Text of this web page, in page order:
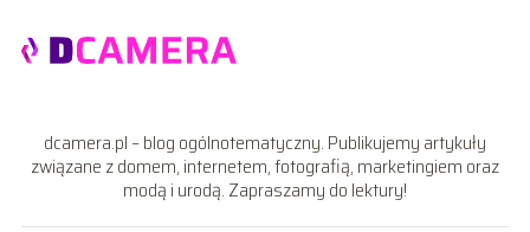
dcamera.pl – blog ogólnotematyczny. Publikujemy artykuły
związane z domem, internetem, fotografią, marketingiem oraz
modą i urodą. Zapraszamy do lektury!